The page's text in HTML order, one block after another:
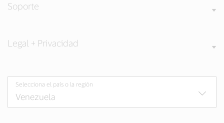
Soporte
Legal + Privacidad
Selecciona el país o la región